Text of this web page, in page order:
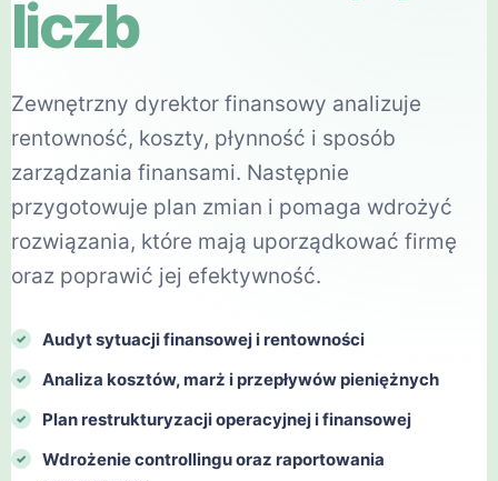
liczb
Zewnętrzny dyrektor finansowy analizuje
rentowność, koszty, płynność i sposób
zarządzania finansami. Następnie
przygotowuje plan zmian i pomaga wdrożyć
rozwiązania, które mają uporządkować firmę
oraz poprawić jej efektywność.
Audyt sytuacji finansowej i rentowności
Analiza kosztów, marż i przepływów pieniężnych
Plan restrukturyzacji operacyjnej i finansowej
Wdrożenie controllingu oraz raportowania